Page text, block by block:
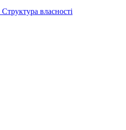
Структура власності